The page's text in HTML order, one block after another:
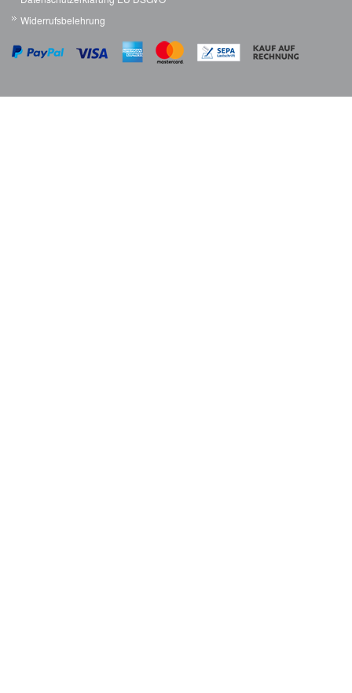
Widerrufsbelehrung